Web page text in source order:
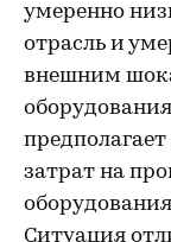
умеренно
отрасль и
внешним
затрат на
Ситуация